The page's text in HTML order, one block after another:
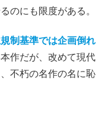
のにも限度がある。
制基準では企画倒れ
作だが、改めて現代
不朽の名作の名に恥